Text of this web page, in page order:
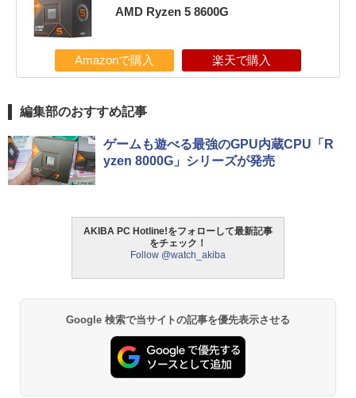
AMD Ryzen 5 8600G
Amazonで購入 楽天で購入
編集部のおすすめ記事
ゲームも遊べる最強のGPU内蔵CPU「R
yzen 8000G」シリーズが発売
AKIBA PC Hotline!をフォローして最新記事
をチェック！
Follow @watch_akiba
Google 検索で当サイトの記事を優先表示させる